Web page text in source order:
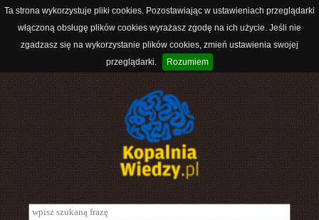
Ta strona wykorzystuje pliki cookies. Pozostawiając w ustawieniach przeglądarki
włączoną obsługę plików cookies wyrażasz zgodę na ich użycie. Jeśli nie
zgadzasz się na wykorzystanie plików cookies, zmień ustawienia swojej
przeglądarki.
Rozumiem